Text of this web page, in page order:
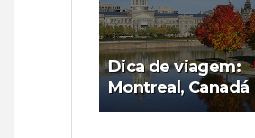
Dica de viagem:
Montreal, Canadá